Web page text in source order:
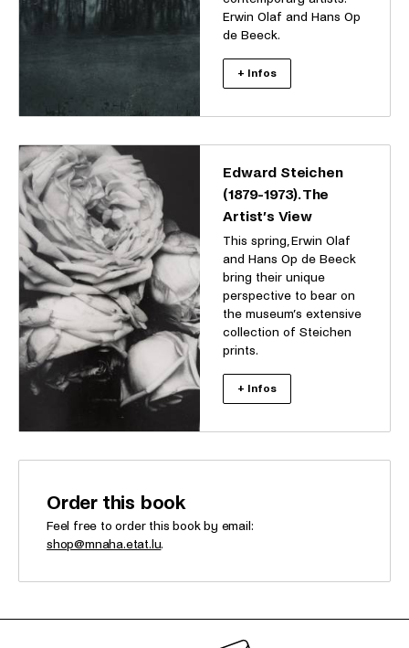
Erwin Olaf and Hans Op
de Beeck.
+ Infos
Edward Steichen
(1879-1973). The
Artist’s View
This spring, Erwin Olaf
and Hans Op de Beeck
bring their unique
perspective to bear on
the museum’s extensive
collection of Steichen
prints.
+ Infos
Order this book
Feel free to order this book by email:
shop@mnaha.etat.lu.